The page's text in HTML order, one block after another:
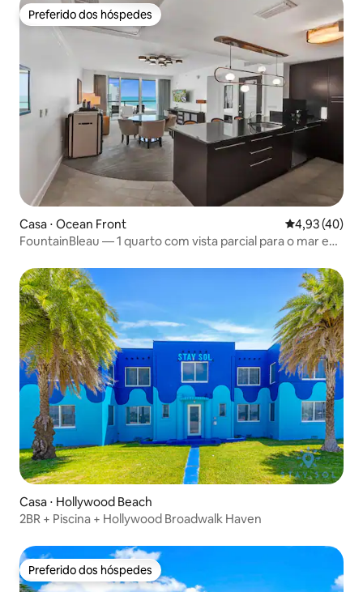
Preferido dos hóspedes
Preferido dos hóspedes
Casa ⋅ Ocean Front 4,93 de uma
4,93 (40)
FountainBleau — 1 quarto com vista parcial para o mar e
Casa ⋅ Hollywood Beach
2BR + Piscina + Hollywood Broadwalk Haven
Preferido dos hóspedes
Preferido dos hóspedes